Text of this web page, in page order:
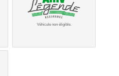
Véhicule non éligible.